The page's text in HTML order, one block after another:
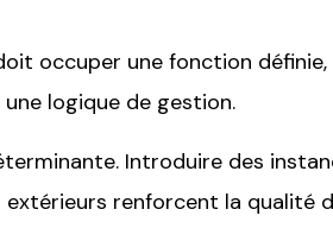
occuper une fonction
logique de gestion.
Introduire des
extérieurs renforcent la qualité